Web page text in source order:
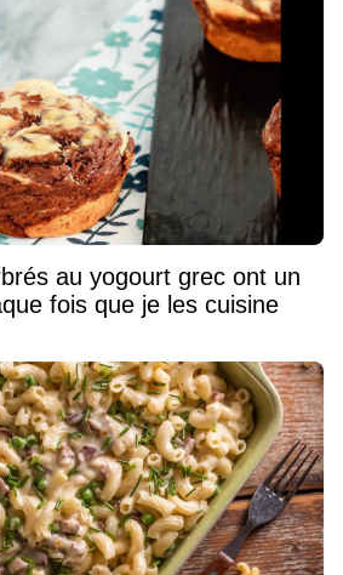
au yogourt grec ont un
fois que je les cuisine